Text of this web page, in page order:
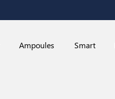
Ampoules Smart